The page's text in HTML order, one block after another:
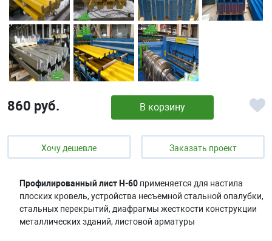
860 руб. В корзину
Хочу дешевле Заказать проект
Профилированный лист Н-60 применяется для настила
плоских кровель, устройства несъемной стальной опалубки,
стальных перекрытий, диафрагмы жесткости конструкции
металлических зданий, листовой арматуры